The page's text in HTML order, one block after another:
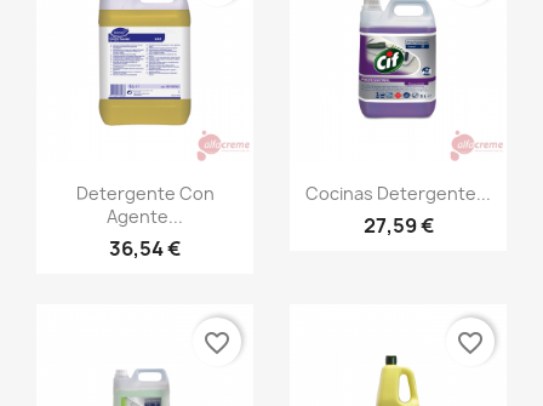
Vista rápida
Detergente Con
Agente...
36,54 €
Vista rápida
Cocinas Detergente...
27,59 €
favorite_border favorite_border